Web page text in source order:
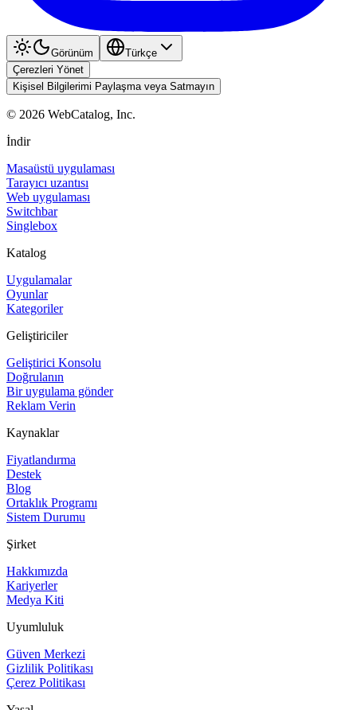
Görünüm
Türkçe
Çerezleri Yönet
Kişisel Bilgilerimi Paylaşma veya Satmayın
© 2026 WebCatalog, Inc.
İndir
Masaüstü uygulaması
Tarayıcı uzantısı
Web uygulaması
Switchbar
Singlebox
Katalog
Uygulamalar
Oyunlar
Kategoriler
Geliştiriciler
Geliştirici Konsolu
Doğrulanın
Bir uygulama gönder
Reklam Verin
Kaynaklar
Fiyatlandırma
Destek
Blog
Ortaklık Programı
Sistem Durumu
Şirket
Hakkımızda
Kariyerler
Medya Kiti
Uyumluluk
Güven Merkezi
Gizlilik Politikası
Çerez Politikası